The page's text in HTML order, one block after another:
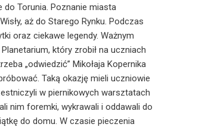
Torunia. Poznanie miasta
aż do Starego Rynku. Podczas
oraz ciekawe legendy. Ważnym
który zrobił na uczniach
„odwiedzić” Mikołaja Kopernika
Taką okazję mieli uczniowie
w piernikowych warsztatach
nim foremki, wykrawali i oddawali do
do domu. W czasie pieczenia